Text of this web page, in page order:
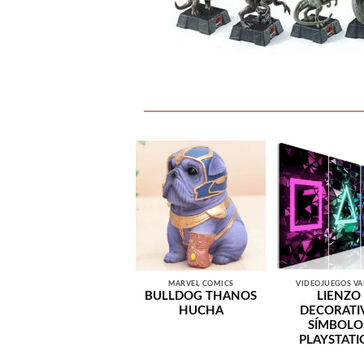
MARVEL COMICS
BULLDOG THANOS
HUCHA
VIDEOJUEGOS
LIENZO